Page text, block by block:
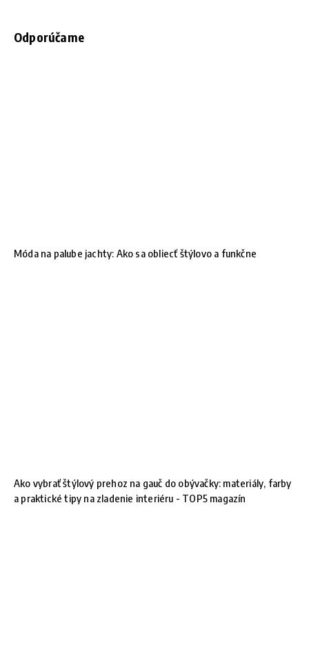
Odporúčame
Móda na palube jachty: Ako sa obliecť štýlovo a funkčne
Ako vybrať štýlový prehoz na gauč do obývačky: materiály, farby
a praktické tipy na zladenie interiéru - TOP5 magazín